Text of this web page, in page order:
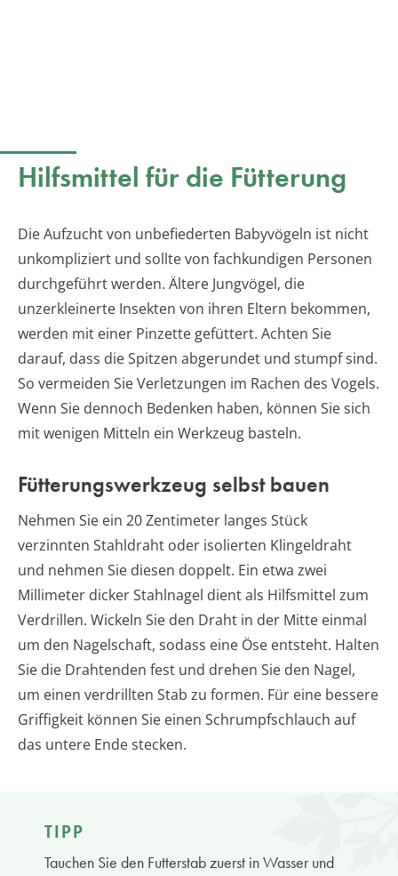
Hilfsmittel für die Fütterung
Die Aufzucht von unbefiederten Babyvögeln ist nicht
unkompliziert und sollte von fachkundigen Personen
durchgeführt werden. Ältere Jungvögel, die
unzerkleinerte Insekten von ihren Eltern bekommen,
werden mit einer Pinzette gefüttert. Achten Sie
darauf, dass die Spitzen abgerundet und stumpf sind.
So vermeiden Sie Verletzungen im Rachen des Vogels.
Wenn Sie dennoch Bedenken haben, können Sie sich
mit wenigen Mitteln ein Werkzeug basteln.
Fütterungswerkzeug selbst bauen
Nehmen Sie ein 20 Zentimeter langes Stück
verzinnten Stahldraht oder isolierten Klingeldraht
und nehmen Sie diesen doppelt. Ein etwa zwei
Millimeter dicker Stahlnagel dient als Hilfsmittel zum
Verdrillen. Wickeln Sie den Draht in der Mitte einmal
um den Nagelschaft, sodass eine Öse entsteht. Halten
Sie die Drahtenden fest und drehen Sie den Nagel,
um einen verdrillten Stab zu formen. Für eine bessere
Griffigkeit können Sie einen Schrumpfschlauch auf
das untere Ende stecken.
TIPP
Tauchen Sie den Futterstab zuerst in Wasser und